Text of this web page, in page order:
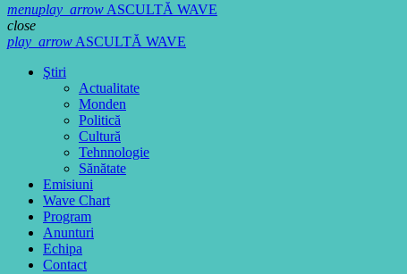
menuplay_arrowASCULTĂ WAVE
close
play_arrowASCULTĂ WAVE
Ştiri
Actualitate
Monden
Politică
Cultură
Tehnnologie
Sănătate
Emisiuni
Wave Chart
Program
Anunturi
Echipa
Contact